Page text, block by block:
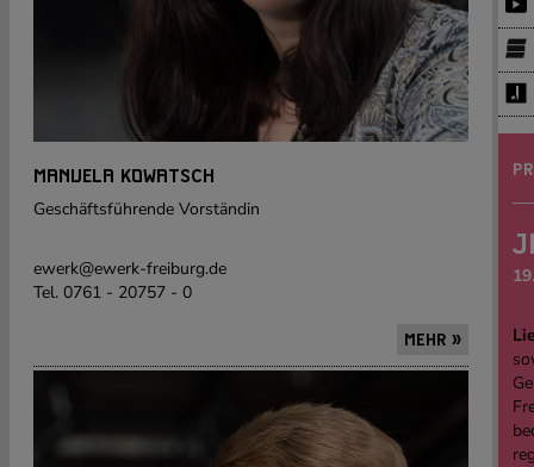
MANUELA KOWATSCH
Geschäftsführende Vorständin
ewerk@ewerk-freiburg.de
Tel. 0761 - 20757 - 0
MEHR »